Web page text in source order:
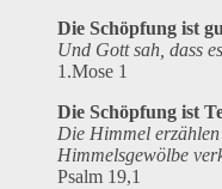
Die Schöpfung ist
Und Gott sah, dass
1.Mose 1
Die Schöpfung ist
Die Himmel
Himmelsgewölbe
Psalm 19,1